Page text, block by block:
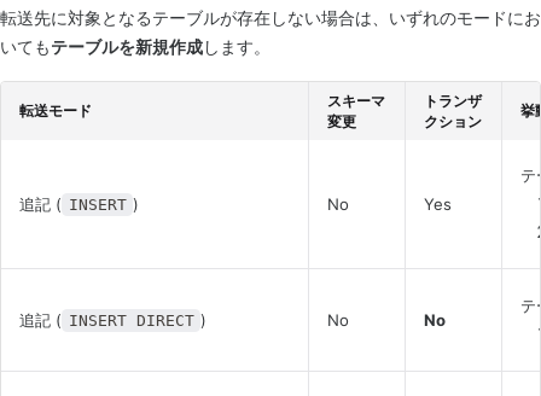
転送先に対象となるテーブルが存在しない場合は、いずれのモードにお
いてもテーブルを新規作成します。
転送モード
スキーマ
変更
トランザ
クション
挙
追記 ( INSERT ) No Yes
テ
追記 ( INSERT DIRECT ) No No
テ